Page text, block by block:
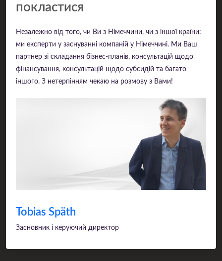
покластися
Незалежно від того, чи Ви з Німеччини, чи з іншої країни:
ми експерти у заснуванні компаній у Німеччині. Ми Ваш
партнер зі складання бізнес-планів, консультацій щодо
фінансування, консультацій щодо субсидій та багато
іншого. З нетерпінням чекаю на розмову з Вами!
Tobias Späth
Засновник і керуючий директор